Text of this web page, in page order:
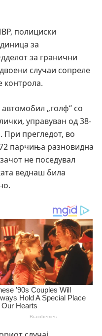
полициски
за
за гранични
случаи сопреле
контрола.
„голф“ со
управуван од 38-
прегледот, во
парчиња разновидна
не поседувал
веднаш била